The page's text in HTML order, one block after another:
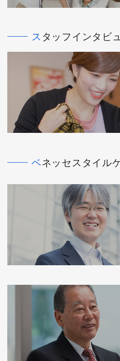
スタッフインタビ
ベネッセスタイル